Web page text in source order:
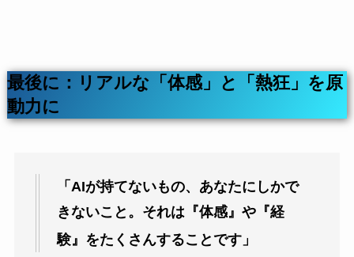
最後に：リアルな「体感」と「熱狂」を原
動力に
「AIが持てないもの、あなたにしかで
きないこと。それは『体感』や『経
験』をたくさんすることです」